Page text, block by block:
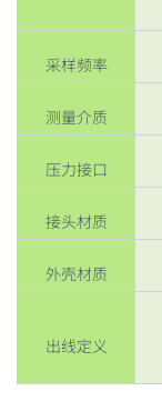
采样频率
测量介质
压力接口
接头材质
外壳材质
出线定义